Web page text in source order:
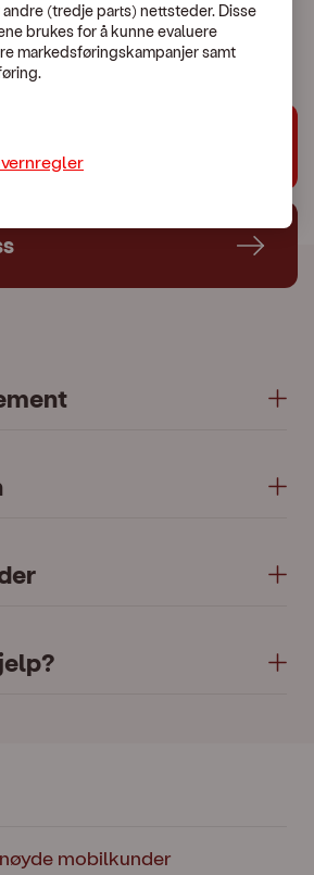
feil skjedde.
Kundeservice:479 44 444
mobilkunder
(tredje parts) nettsteder. Disse
brukes for å kunne evaluere
markedsføringskampanjer samt